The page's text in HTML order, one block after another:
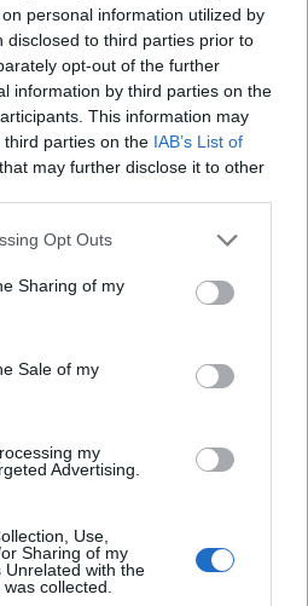
personal information utilized by
disclosed to third parties prior to
opt-out of the further
information by third parties on the
This information may
parties on the IAB’s List of
that may further disclose it to other
app uses one or more Google
behaviour. You may click to
and its third-party tags to
purposes in below Google
Opt Outs
Sharing of my
Sale of my
my
Advertising.
Use,
Sharing of my
Unrelated with the
collected.
20/03/2026 - 20:06
να περάσει με
από Φενέρ ή Ολυμπιακό, αν
να πέσει με καμιά Βαλένθια ή
και Ρεάλ που την έχει
δεν πάει!
2 Likes 0 Απαντήσεις
- 11:49
Ο ΠΑΟ την επόμενη εβδομάδα
6ος. Κανένα κίνδυνο δεν έχει
Απλά είναι πάρα πολύ
2 Likes 1 Απαντήσεις
20/03/2026 - 13:09
αυτά ρε φίλε? ο παο αν χάσει